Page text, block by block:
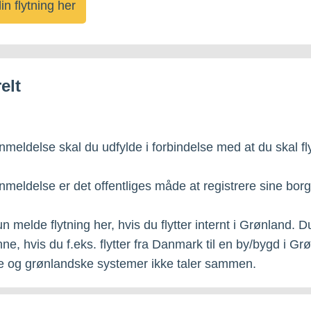
flytning her
skal du udfylde i forbindelse med at du skal
er det offentliges måde at registrere sine
melde flytning her, hvis du flytter internt i Grønland.
hvis du f.eks. flytter fra Danmark til en by/bygd i
og grønlandske systemer ikke taler sammen.